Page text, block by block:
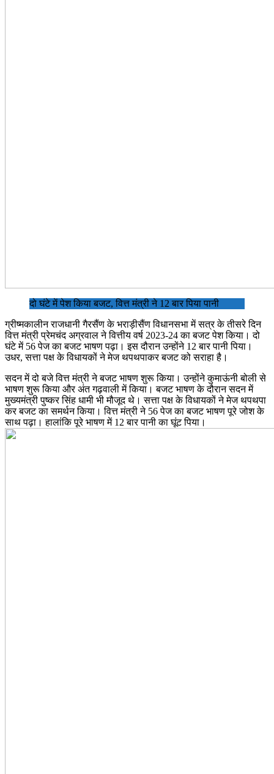
दो घंटे में पेश किया बजट, वित्त मंत्री ने 12 बार पिया पानी
ग्रीष्मकालीन राजधानी गैरसैंण के भराड़ीसैंण विधानसभा में सत्र के तीसरे दिन
वित्त मंत्री प्रेमचंद अग्रवाल ने वित्तीय वर्ष 2023-24 का बजट पेश किया। दो
घंटे में 56 पेज का बजट भाषण पढ़ा। इस दौरान उन्होंने 12 बार पानी पिया।
उधर, सत्ता पक्ष के विधायकों ने मेज थपथपाकर बजट को सराहा है।
सदन में दो बजे वित्त मंत्री ने बजट भाषण शुरू किया। उन्होंने कुमाऊंनी बोली से
भाषण शुरू किया और अंत गढ़वाली में किया। बजट भाषण के दौरान सदन में
मुख्यमंत्री पुष्कर सिंह धामी भी मौजूद थे। सत्ता पक्ष के विधायकों ने मेज थपथपा
कर बजट का समर्थन किया। वित्त मंत्री ने 56 पेज का बजट भाषण पूरे जोश के
साथ पढ़ा। हालांकि पूरे भाषण में 12 बार पानी का घूंट पिया।